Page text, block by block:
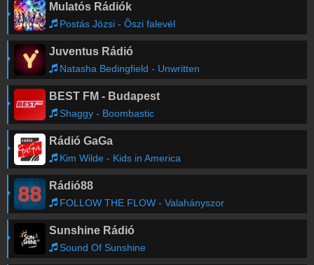
Mulatós Rádiók
Postás Józsi - Õszi falevél
Juventus Rádió
Natasha Bedingfield - Unwritten
BEST FM - Budapest
Shaggy - Boombastic
Rádió GaGa
Kim Wilde - Kids in America
Rádió88
FOLLOW THE FLOW - Valahányszor
Sunshine Rádió
Sound Of Sunshine